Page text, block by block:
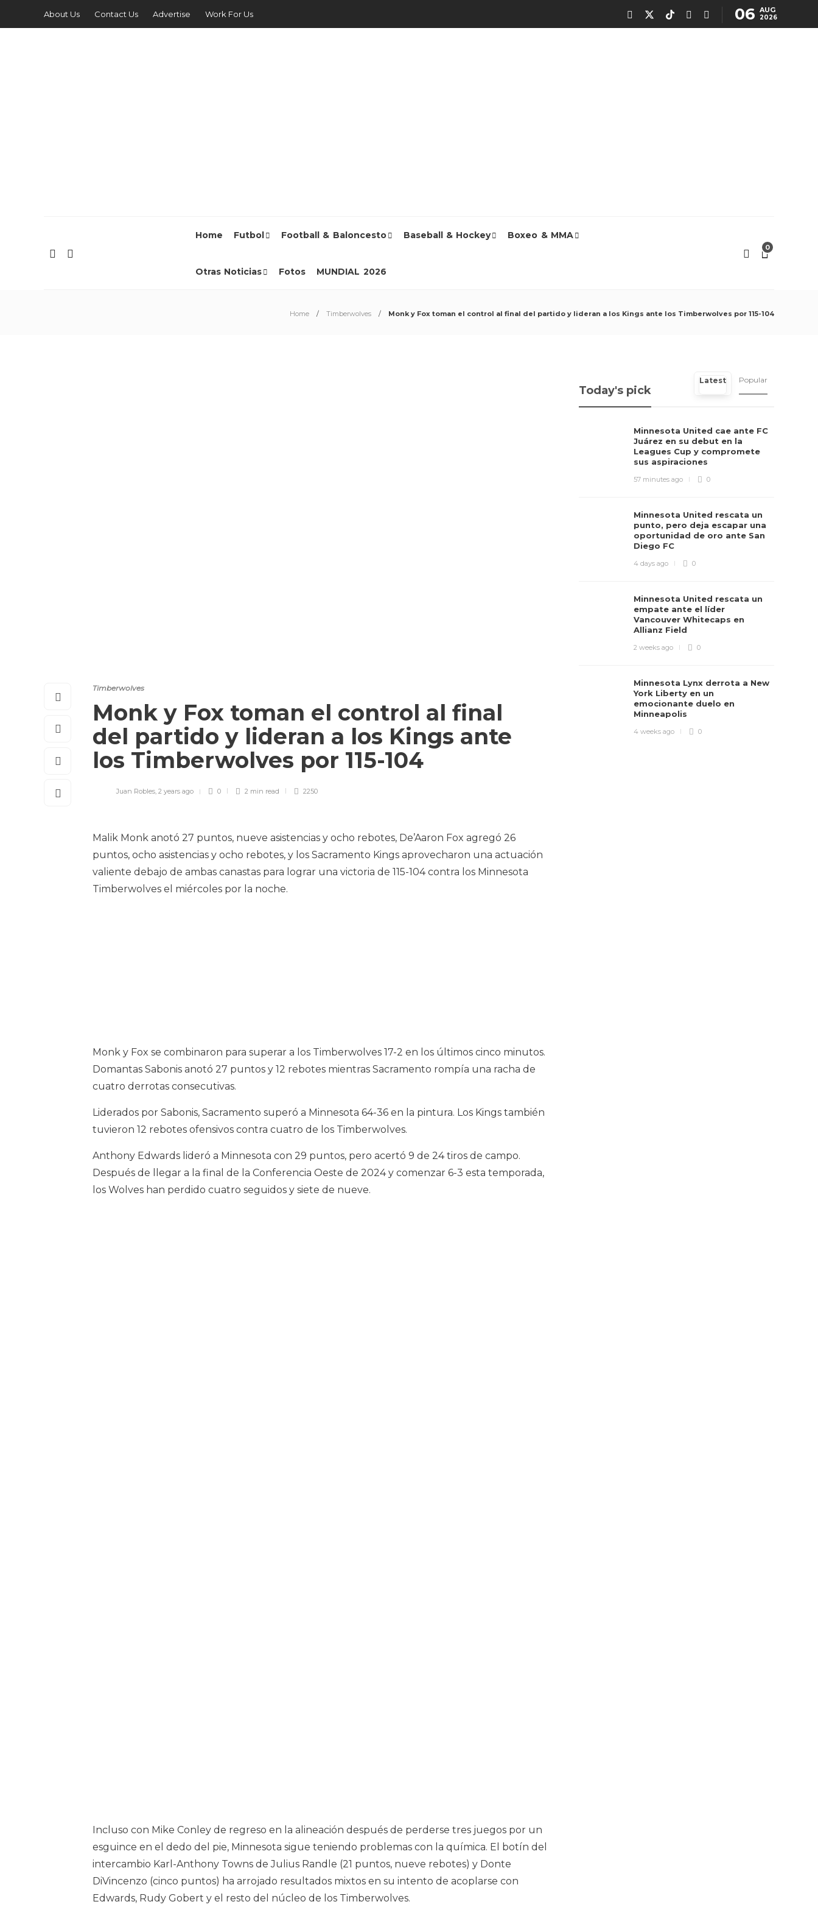
About Us Contact Us Advertise Work For Us 06 AUG
2026
Home Futbol Football & Baloncesto Baseball & Hockey Boxeo & MMA
Otras Noticias Fotos MUNDIAL 2026
0
Home Timberwolves Monk y Fox toman el control al final del partido y lideran a los Kings ante los Timberwolves por 115-104
Timberwolves
Monk y Fox toman el control al final
del partido y lideran a los Kings ante
los Timberwolves por 115-104
Juan Robles, 2 years ago 0 2 min read 2250
Malik Monk anotó 27 puntos, nueve asistencias y ocho rebotes, De’Aaron Fox agregó 26
puntos, ocho asistencias y ocho rebotes, y los Sacramento Kings aprovecharon una actuación
valiente debajo de ambas canastas para lograr una victoria de 115-104 contra los Minnesota
Timberwolves el miércoles por la noche.
Monk y Fox se combinaron para superar a los Timberwolves 17-2 en los últimos cinco minutos.
Domantas Sabonis anotó 27 puntos y 12 rebotes mientras Sacramento rompía una racha de
cuatro derrotas consecutivas.
Liderados por Sabonis, Sacramento superó a Minnesota 64-36 en la pintura. Los Kings también
tuvieron 12 rebotes ofensivos contra cuatro de los Timberwolves.
Anthony Edwards lideró a Minnesota con 29 puntos, pero acertó 9 de 24 tiros de campo.
Después de llegar a la final de la Conferencia Oeste de 2024 y comenzar 6-3 esta temporada,
los Wolves han perdido cuatro seguidos y siete de nueve.
Incluso con Mike Conley de regreso en la alineación después de perderse tres juegos por un
esguince en el dedo del pie, Minnesota sigue teniendo problemas con la química. El botín del
intercambio Karl-Anthony Towns de Julius Randle (21 puntos, nueve rebotes) y Donte
DiVincenzo (cinco puntos) ha arrojado resultados mixtos en su intento de acoplarse con
Edwards, Rudy Gobert y el resto del núcleo de los Timberwolves.
Today's pick
Latest Popular
Minnesota United cae ante FC
Juárez en su debut en la
Leagues Cup y compromete
sus aspiraciones
57 minutes ago 0
Minnesota United rescata un
punto, pero deja escapar una
oportunidad de oro ante San
Diego FC
4 days ago 0
Minnesota United rescata un
empate ante el líder
Vancouver Whitecaps en
Allianz Field
2 weeks ago 0
Minnesota Lynx derrota a New
York Liberty en un
emocionante duelo en
Minneapolis
4 weeks ago 0